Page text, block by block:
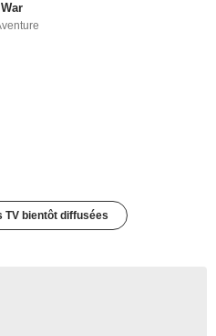
TV bientôt diffusées